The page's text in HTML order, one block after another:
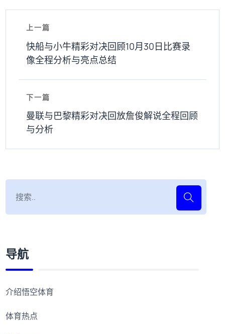
上一篇
快船与小牛精彩对决回顾10月30日比赛录
像全程分析与亮点总结
下一篇
曼联与巴黎精彩对决回放詹俊解说全程回顾
与分析
导航
介绍悟空体育
体育热点